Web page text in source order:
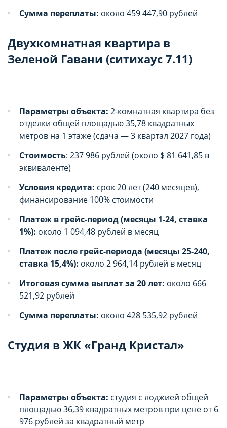
Сумма переплаты: около 459 447,90 рублей
Двухкомнатная квартира в
Зеленой Гавани (ситихаус 7.11)
Параметры объекта: 2-комнатная квартира без
отделки общей площадью 35,78 квадратных
метров на 1 этаже (сдача — 3 квартал 2027 года)
Стоимость: 237 986 рублей (около $ 81 641,85 в
эквиваленте)
Условия кредита: срок 20 лет (240 месяцев),
финансирование 100% стоимости
Платеж в грейс-период (месяцы 1-24, ставка
1%): около 1 094,48 рублей в месяц
Платеж после грейс-периода (месяцы 25-240,
ставка 15,4%): около 2 964,14 рублей в месяц
Итоговая сумма выплат за 20 лет: около 666
521,92 рублей
Сумма переплаты: около 428 535,92 рублей
Студия в ЖК «Гранд Кристал»
Параметры объекта: студия с лоджией общей
площадью 36,39 квадратных метров при цене от 6
976 рублей за квадратный метр
Рекламные cookie-файлы
целей маркетинга и улучшения качества
рекламы (предоставление более актуального и
подходящего контента и
настройках браузера.
Рекламные cookie-файлы
целей маркетинга и улучшения качества
рекламы (предоставление более актуального и
подходящего контента и
настройках браузера.